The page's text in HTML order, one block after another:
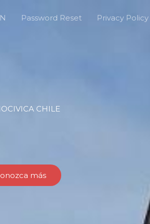
Password Reset Privacy Policy
CHILE
más